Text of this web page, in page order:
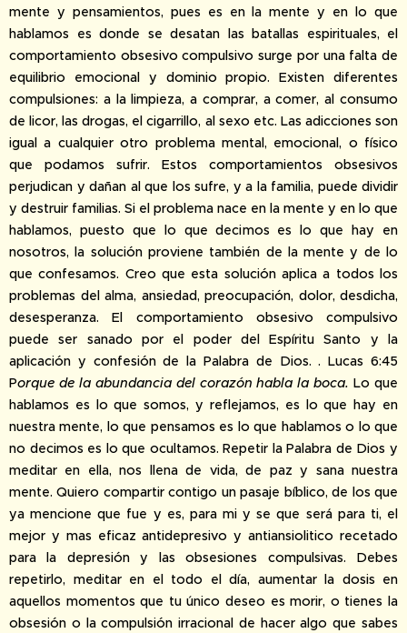
mente y pensamientos, pues es en la mente y en lo que
hablamos es donde se desatan las batallas espirituales, el
comportamiento obsesivo compulsivo surge por una falta de
equilibrio emocional y dominio propio. Existen diferentes
compulsiones: a la limpieza, a comprar, a comer, al consumo
de licor, las drogas, el cigarrillo, al sexo etc. Las adicciones son
igual a cualquier otro problema mental, emocional, o físico
que podamos sufrir. Estos comportamientos obsesivos
perjudican y dañan al que los sufre, y a la familia, puede dividir
y destruir familias. Si el problema nace en la mente y en lo que
hablamos, puesto que lo que decimos es lo que hay en
nosotros, la solución proviene también de la mente y de lo
que confesamos. Creo que esta solución aplica a todos los
problemas del alma, ansiedad, preocupación, dolor, desdicha,
desesperanza. El comportamiento obsesivo compulsivo
puede ser sanado por el poder del Espíritu Santo y la
aplicación y confesión de la Palabra de Dios. . Lucas 6:45
Porque de la abundancia del corazón habla la boca. Lo que
hablamos es lo que somos, y reflejamos, es lo que hay en
nuestra mente, lo que pensamos es lo que hablamos o lo que
no decimos es lo que ocultamos. Repetir la Palabra de Dios y
meditar en ella, nos llena de vida, de paz y sana nuestra
mente. Quiero compartir contigo un pasaje bíblico, de los que
ya mencione que fue y es, para mi y se que será para ti, el
mejor y mas eficaz antidepresivo y antiansiolitico recetado
para la depresión y las obsesiones compulsivas. Debes
repetirlo, meditar en el todo el día, aumentar la dosis en
aquellos momentos que tu único deseo es morir, o tienes la
obsesión o la compulsión irracional de hacer algo que sabes